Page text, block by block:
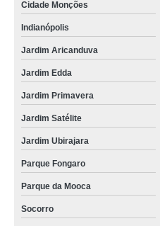
Cidade Monções
Indianópolis
Jardim Aricanduva
Jardim Edda
Jardim Primavera
Jardim Satélite
Jardim Ubirajara
Parque Fongaro
Parque da Mooca
Socorro